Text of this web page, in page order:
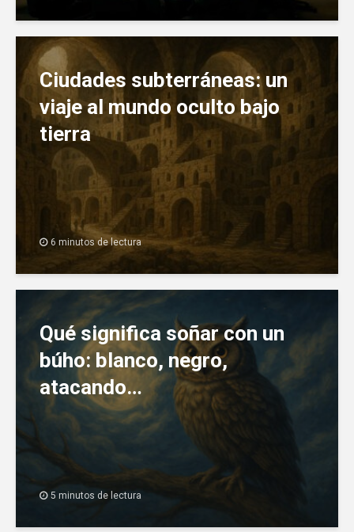
Ciudades subterráneas: un
viaje al mundo oculto bajo
tierra
6 minutos de lectura
Qué significa soñar con un
búho: blanco, negro,
atacando…
5 minutos de lectura